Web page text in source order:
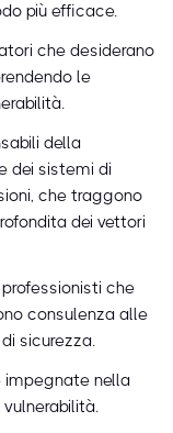
più efficace.
che desiderano
le
della
dei sistemi di
che traggono
dei vettori
che
consulenza alle
sicurezza.
impegnate nella